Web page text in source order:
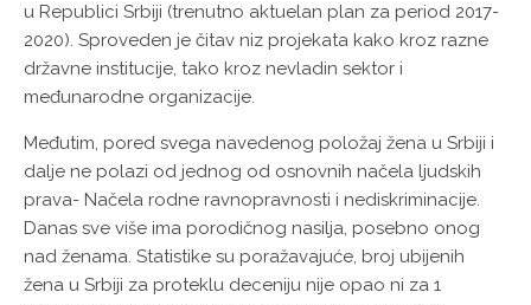
u Republici Srbiji (trenutno aktuelan plan za period 2017-
2020). Sproveden je čitav niz projekata kako kroz razne
državne institucije, tako kroz nevladin sektor i
međunarodne organizacije.
Međutim, pored svega navedenog položaj žena u Srbiji i
dalje ne polazi od jednog od osnovnih načela ljudskih
prava- Načela rodne ravnopravnosti i nediskriminacije.
Danas sve više ima porodičnog nasilja, posebno onog
nad ženama. Statistike su poražavajuće, broj ubijenih
žena u Srbiji za proteklu deceniju nije opao ni za 1